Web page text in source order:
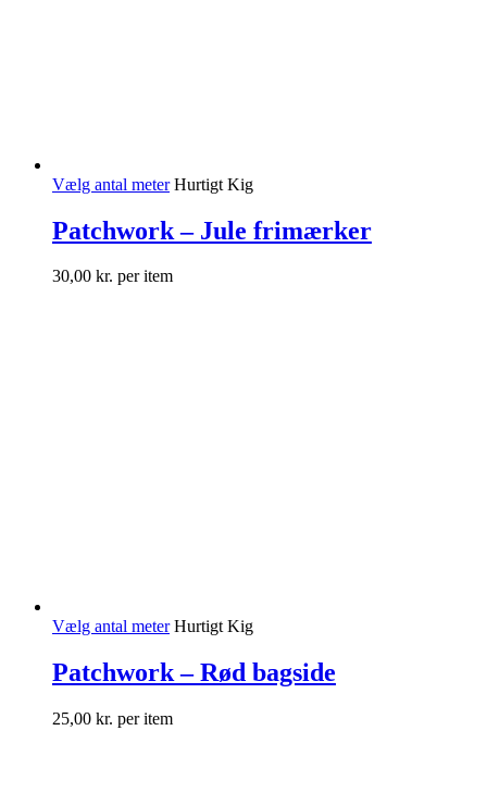
Vælg antal meter Hurtigt Kig
Patchwork – Jule frimærker
30,00 kr. per item
Vælg antal meter Hurtigt Kig
Patchwork – Rød bagside
25,00 kr. per item